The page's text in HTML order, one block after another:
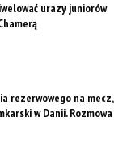
urazy juniorów
rezerwowego na mecz,
w Danii. Rozmowa